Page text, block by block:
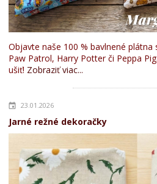
Objavte naše 100 % bavlnené plátna
Paw Patrol, Harry Potter či Peppa
ušiť! Zobraziť viac...
23.01.2026
Jarné režné dekoračky